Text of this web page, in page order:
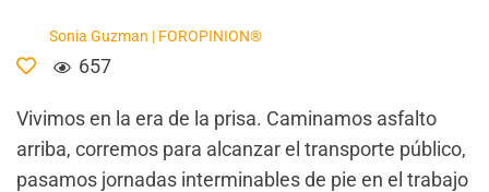
Sonia Guzman | FOROPINION®
657
Vivimos en la era de la prisa. Caminamos asfalto
arriba, corremos para alcanzar el transporte público,
pasamos jornadas interminables de pie en el trabajo